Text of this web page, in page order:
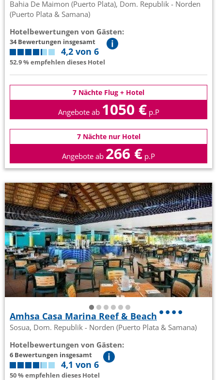
Bahia De Maimon (Puerto Plata), Dom. Republik - Norden
(Puerto Plata & Samana)
Hotelbewertungen von Gästen:
34 Bewertungen insgesamt
4,2 von 6
52.9 % empfehlen dieses Hotel
7 Nächte Flug + Hotel
Angebote ab 1050 € p.P
7 Nächte nur Hotel
Angebote ab 266 € p.P
Amhsa Casa Marina Reef & Beach
Sosua, Dom. Republik - Norden (Puerto Plata & Samana)
Hotelbewertungen von Gästen:
6 Bewertungen insgesamt
4,1 von 6
50 % empfehlen dieses Hotel